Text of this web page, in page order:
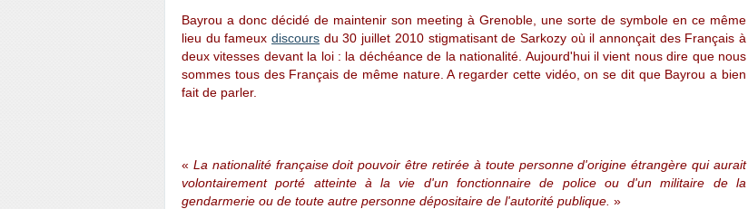
Bayrou a donc décidé de maintenir son meeting à Grenoble, une sorte de symbole en ce même
lieu du fameuxdiscours du 30 juillet 2010 stigmatisant de Sarkozy où il annonçait des Français à
deux vitesses devant la loi : la déchéance de la nationalité. Aujourd'hui il vient nous dire que nous
sommes tous des Français de même nature. A regarder cette vidéo, on se dit que Bayrou a bien
fait de parler.
« La nationalité française doit pouvoir être retirée à toute personne d'origine étrangère qui aurait
volontairement porté atteinte à la vie d'un fonctionnaire de police ou d'un militaire de la
gendarmerie ou de toute autre personne dépositaire de l'autorité publique. »